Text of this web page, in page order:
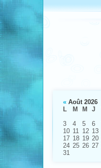
« Août 2026
L
M M J
3
4 5 6
10 11 12 13
17 18 19 20
24 25 26 27
31